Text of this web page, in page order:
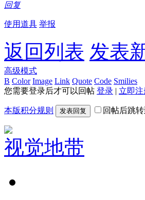
回复
使用道具 举报
返回列表 发表
高级模式
B Color Image Link Quote Code Smilies
您需要登录后才可以回帖 登录 | 立即
本版积分规则 发表回复 回帖后跳
视觉地带